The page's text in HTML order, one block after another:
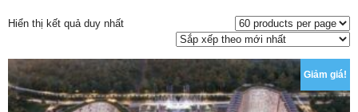
Hiển thị kết quả duy nhất
Giảm giá!